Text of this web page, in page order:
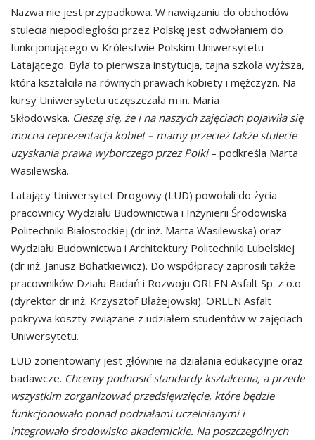
Nazwa nie jest przypadkowa. W nawiązaniu do obchodów
stulecia niepodległości przez Polskę jest odwołaniem do
funkcjonującego w Królestwie Polskim Uniwersytetu
Latającego. Była to pierwsza instytucja, tajna szkoła wyższa,
która kształciła na równych prawach kobiety i mężczyzn. Na
kursy Uniwersytetu uczęszczała m.in. Maria
Skłodowska. Cieszę się, że i na naszych zajęciach pojawiła się
mocna reprezentacja kobiet – mamy przecież także stulecie
uzyskania prawa wyborczego przez Polki– podkreśla Marta
Wasilewska.
Latający Uniwersytet Drogowy (LUD) powołali do życia
pracownicy Wydziału Budownictwa i Inżynierii Środowiska
Politechniki Białostockiej (dr inż. Marta Wasilewska) oraz
Wydziału Budownictwa i Architektury Politechniki Lubelskiej
(dr inż. Janusz Bohatkiewicz). Do współpracy zaprosili także
pracowników Działu Badań i Rozwoju ORLEN Asfalt Sp. z o.o
(dyrektor dr inż. Krzysztof Błażejowski). ORLEN Asfalt
pokrywa koszty związane z udziałem studentów w zajęciach
Uniwersytetu.
LUD zorientowany jest głównie na działania edukacyjne oraz
badawcze. Chcemy podnosić standardy kształcenia, a przede
wszystkim zorganizować przedsięwzięcie, które będzie
funkcjonowało ponad podziałami uczelnianymi i
integrowało środowisko akademickie. Na poszczególnych